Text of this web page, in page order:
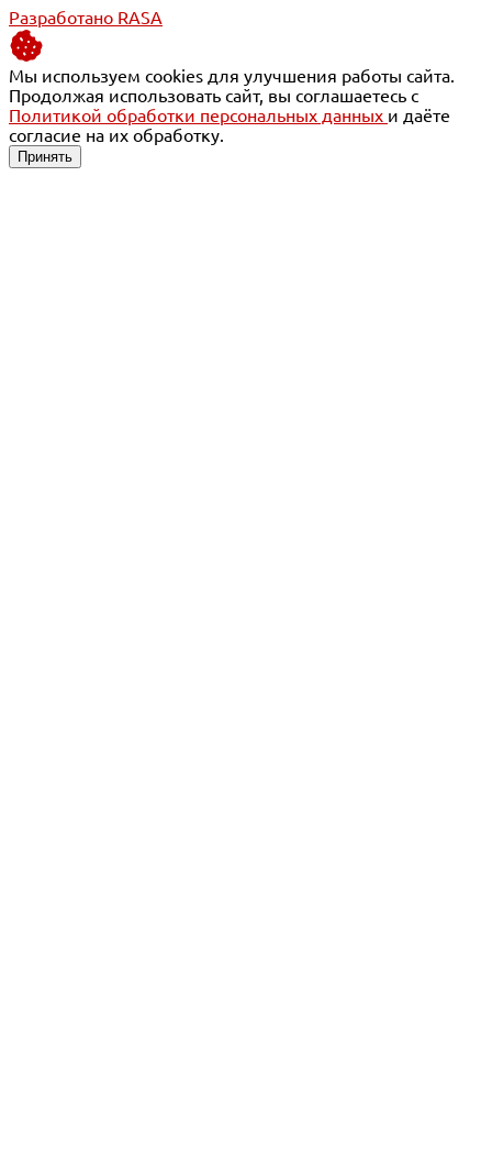
Разработано RASA
Мы используем cookies для улучшения работы сайта.
Продолжая использовать сайт, вы соглашаетесь с
Политикой обработки персональных данных и даёте
согласие на их обработку.
Принять